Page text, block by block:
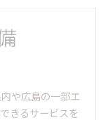
や広島の一部エ
きるサービスを